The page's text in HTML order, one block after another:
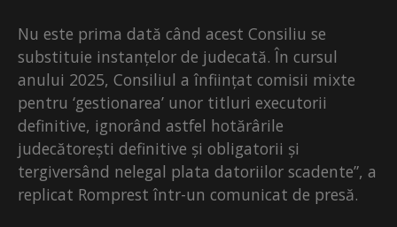
Nu este prima dată când acest Consiliu se
substituie instanțelor de judecată. În cursul
anului 2025, Consiliul a înființat comisii mixte
pentru ‘gestionarea’ unor titluri executorii
definitive, ignorând astfel hotărârile
judecătorești definitive și obligatorii și
tergiversând nelegal plata datoriilor scadente”, a
replicat Romprest într-un comunicat de presă.